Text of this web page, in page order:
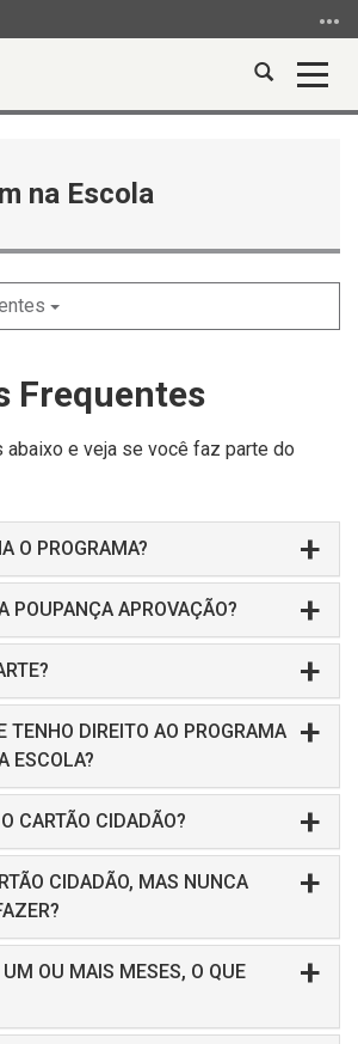
Abrir
na Escola
Frequentes
abaixo e veja se você faz parte do
O PROGRAMA?
POUPANÇA APROVAÇÃO?
TENHO DIREITO AO PROGRAMA
ESCOLA?
CARTÃO CIDADÃO?
CIDADÃO, MAS NUNCA
OU MAIS MESES, O QUE